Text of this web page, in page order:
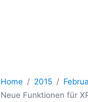
Home 2015
Neue Funktionen für